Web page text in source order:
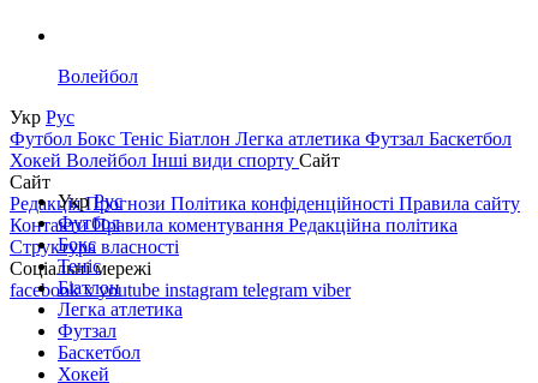
Волейбол
Укр Рус
Футбол Бокс Теніс Біатлон Легка атлетика Футзал Баскетбол
Хокей Волейбол Інші види спорту Сайт
Сайт
РедакціяПрогнози Політика конфіденційності Правила сайту
КонтактиПравила коментування Редакційна політика
Структура власності
Соціальні мережі
facebookxyoutube instagram telegram viber
УкрРус
Футбол
Бокс
Теніс
Біатлон
Легка атлетика
Футзал
Баскетбол
Хокей